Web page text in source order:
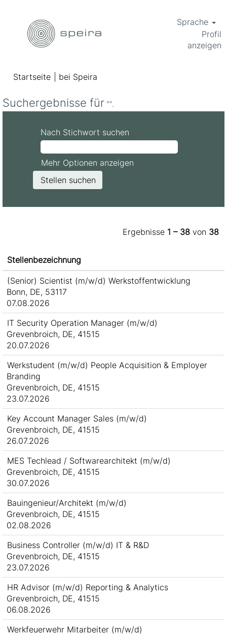
Sprache
Profil
anzeigen
Startseite bei Speira
Suchergebnisse für "".
Nach Stichwort suchen
Mehr Optionen anzeigen
Ergebnisse 1 – 38 von 38
Stellenbezeichnung
(Senior) Scientist (m/w/d) Werkstoffentwicklung
Bonn, DE, 53117
07.08.2026
IT Security Operation Manager (m/w/d)
Grevenbroich, DE, 41515
20.07.2026
Werkstudent (m/w/d) People Acquisition & Employer
Branding
Grevenbroich, DE, 41515
23.07.2026
Key Account Manager Sales (m/w/d)
Grevenbroich, DE, 41515
26.07.2026
MES Techlead / Softwarearchitekt (m/w/d)
Grevenbroich, DE, 41515
30.07.2026
Bauingenieur/Architekt (m/w/d)
Grevenbroich, DE, 41515
02.08.2026
Business Controller (m/w/d) IT & R&D
Grevenbroich, DE, 41515
23.07.2026
HR Advisor (m/w/d) Reporting & Analytics
Grevenbroich, DE, 41515
06.08.2026
Werkfeuerwehr Mitarbeiter (m/w/d)